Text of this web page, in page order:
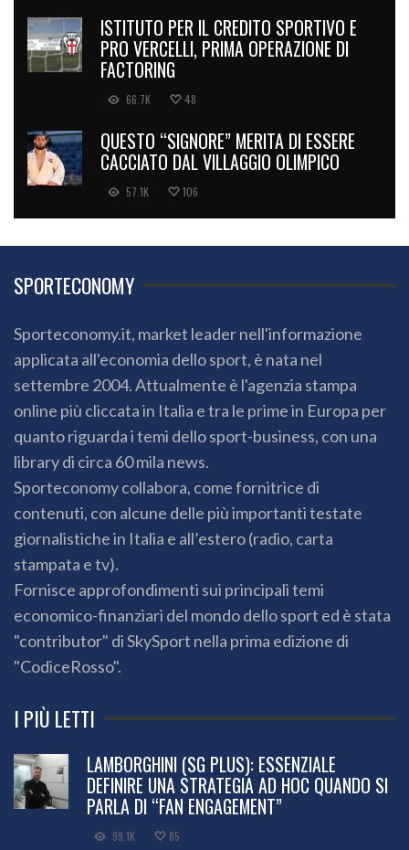
ISTITUTO PER IL CREDITO SPORTIVO E
PRO VERCELLI, PRIMA OPERAZIONE DI
FACTORING
66.7K 48
QUESTO “SIGNORE” MERITA DI ESSERE
CACCIATO DAL VILLAGGIO OLIMPICO
57.1K 106
SPORTECONOMY
Sporteconomy.it, market leader nell'informazione
applicata all'economia dello sport, è nata nel
settembre 2004. Attualmente è l'agenzia stampa
online più cliccata in Italia e tra le prime in Europa per
quanto riguarda i temi dello sport-business, con una
library di circa 60 mila news.
Sporteconomy collabora, come fornitrice di
contenuti, con alcune delle più importanti testate
giornalistiche in Italia e all’estero (radio, carta
stampata e tv).
Fornisce approfondimenti sui principali temi
economico-finanziari del mondo dello sport ed è stata
"contributor" di SkySport nella prima edizione di
"CodiceRosso".
I PIÙ LETTI
LAMBORGHINI (SG PLUS): ESSENZIALE
DEFINIRE UNA STRATEGIA AD HOC QUANDO SI
PARLA DI “FAN ENGAGEMENT”
99.1K 85